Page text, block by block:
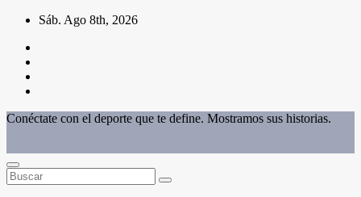
Saltar
contenido
Sáb. Ago 8th, 2026
Conéctate con el deporte que te define. Mostramos sus historias.